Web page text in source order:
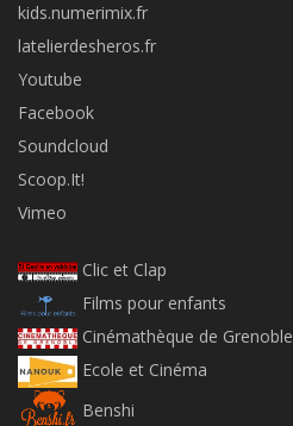
kids.numerimix.fr
latelierdesheros.fr
Youtube
Facebook
Soundcloud
Scoop.It!
Vimeo
Clic et Clap
Films pour enfants
Cinémathèque de Grenoble
Ecole et Cinéma
Benshi